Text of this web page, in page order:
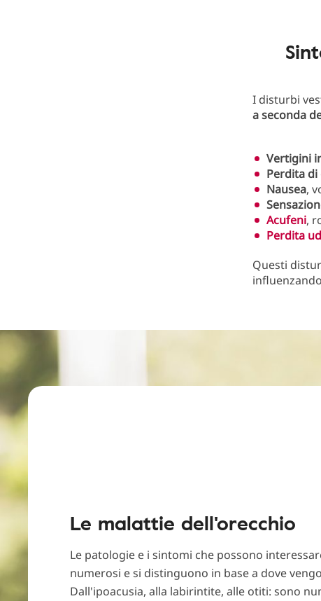
I disturbi
a seconda
Vertigini
Perdita
Nausea,
Acufeni,
Perdita
Questi
Le malattie dell'orecchio
Le patologie e i sintomi che possono
numerosi e si distinguono in base a dove
Dall'ipoacusia, alla labirintite, alle otiti: sono